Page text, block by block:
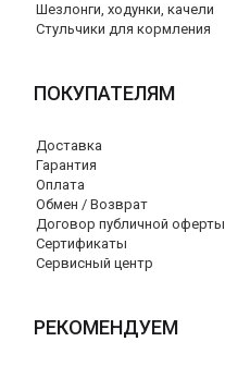
Шезлонги, ходунки, качели
Стульчики для кормления
ПОКУПАТЕЛЯМ
Доставка
Гарантия
Оплата
Обмен / Возврат
Договор публичной оферты
Сертификаты
Сервисный центр
РЕКОМЕНДУЕМ